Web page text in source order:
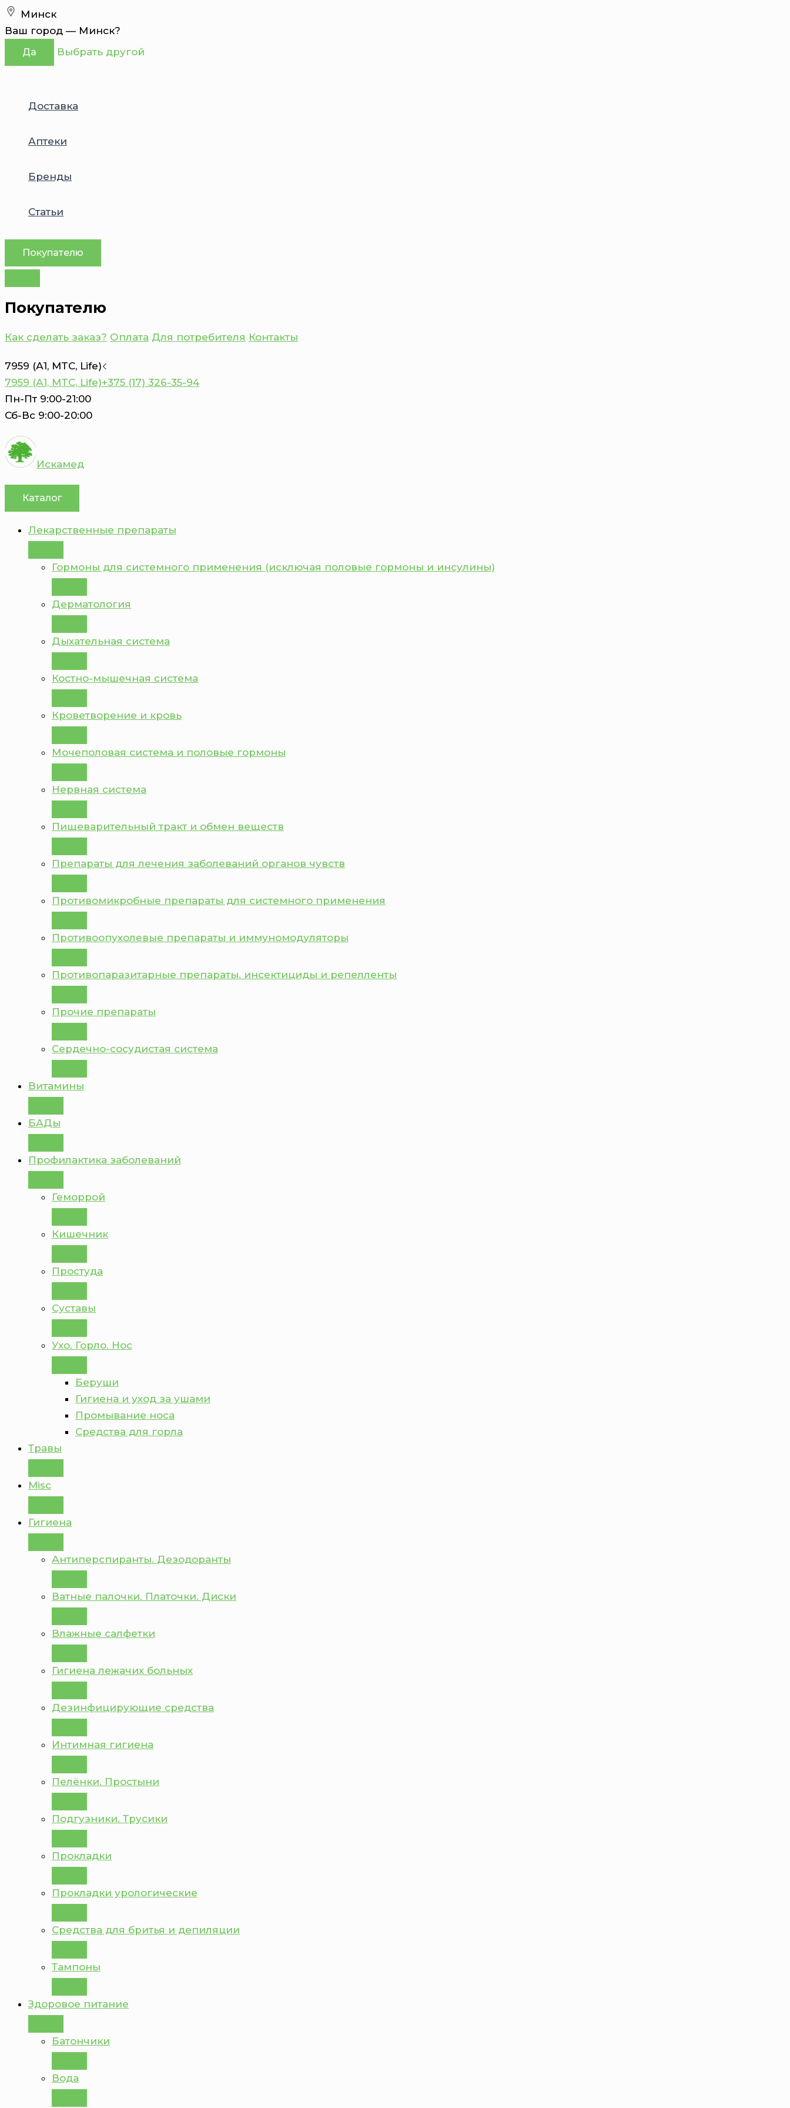
Перейти
к
содержимому
Минск
Ваш город — Минск?
Да Выбрать другой
Доставка
Аптеки
Бренды
Статьи
Покупателю
Покупателю
Как сделать заказ? Оплата Для потребителя Контакты
7959 (А1, MTC, Life)
7959 (А1, MTC, Life)+375 (17) 326-35-94
Пн-Пт 9:00-21:00
Сб-Вс 9:00-20:00
Искамед
Каталог
Лекарственные препараты
Гормоны для системного применения (исключая половые гормоны и инсулины)
Дерматология
Дыхательная система
Костно-мышечная система
Кроветворение и кровь
Мочеполовая система и половые гормоны
Нервная система
Пищеварительный тракт и обмен веществ
Препараты для лечения заболеваний органов чувств
Противомикробные препараты для системного применения
Противоопухолевые препараты и иммуномодуляторы
Противопаразитарные препараты. инсектициды и репелленты
Прочие препараты
Сердечно-сосудистая система
Витамины
БАДы
Профилактика заболеваний
Геморрой
Кишечник
Простуда
Суставы
Ухо. Горло. Нос
Беруши
Гигиена и уход за ушами
Промывание носа
Средства для горла
Травы
Misc
Гигиена
Антиперспиранты. Дезодоранты
Ватные палочки. Платочки. Диски
Влажные салфетки
Гигиена лежачих больных
Дезинфицирующие средства
Интимная гигиена
Пелёнки. Простыни
Подгузники. Трусики
Прокладки
Прокладки урологические
Средства для бритья и депиляции
Тампоны
Здоровое питание
Батончики
Вода